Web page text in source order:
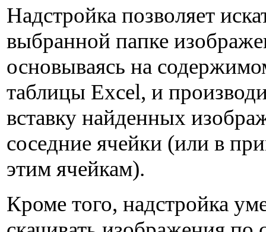
Надстройка позволяет
выбранной папке
основываясь на
таблицы Excel, и
вставку найденных
соседние ячейки (или в
этим ячейкам).
Кроме того, надстройка